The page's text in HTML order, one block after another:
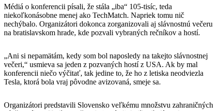
Médiá o konferencii písali, že stála „iba“ 105-tisíc, teda
niekoľkonásobne menej ako TechMatch. Napriek tomu nič
nechýbalo. Organizátori dokonca zorganizovali aj slávnostnú večeru
na bratislavskom hrade, kde pozvali vybraných rečníkov a hostí.
„Ani si nepamätám, kedy som bol naposledy na takejto slávnostnej
večeri,“ usmieva sa jeden z pozvaných hostí z USA. Ak by mal
konferencii niečo výčitať, tak jedine to, že ho z letiska neodviezla
Tesla, ktorá bola vraj pôvodne avizovaná, smeje sa.
Organizátori predstavili Slovensko veľkému množstvu zahraničných